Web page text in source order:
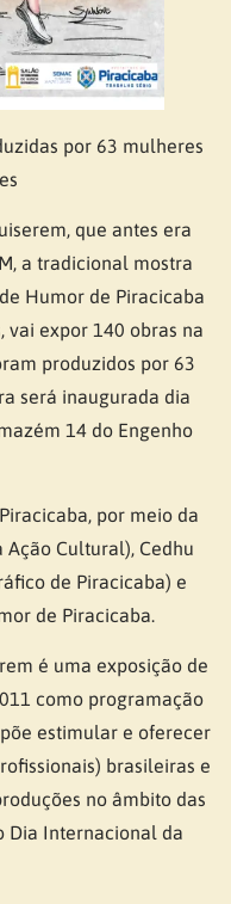
por 63 mulheres
que antes era
a tradicional mostra
Humor de Piracicaba
vai expor 140 obras na
produzidos por 63
será inaugurada dia
14 do Engenho
por meio da
Cultural), Cedhu
de Piracicaba) e
de Piracicaba.
é uma exposição de
como programação
estimular e oferecer
brasileiras e
no âmbito das
Dia Internacional da